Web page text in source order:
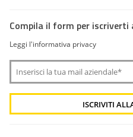
Compila il form per iscriverti
Leggi l'informativa privacy